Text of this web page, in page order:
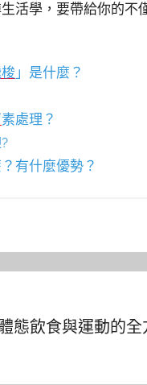
活學，要帶給你的不
」是什麼？
素處理？
有什麼優勢？
態飲食與運動的全